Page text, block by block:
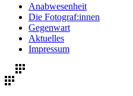
Anabwesenheit
Die Fotograf:innen
Gegenwart
Aktuelles
Impressum